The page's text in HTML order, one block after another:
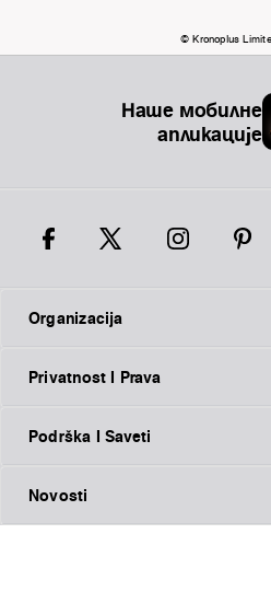
© Kronoplus
Наше мобилне
апликације
Organizacija
Privatnost I Prava
Podrška I Saveti
Novosti